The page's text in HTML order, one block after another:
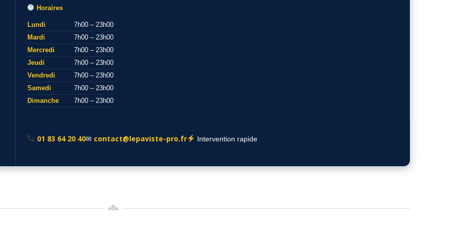
Horaires
Lundi
7h00 – 23h00
Mardi
7h00 – 23h00
Mercredi
7h00 – 23h00
Jeudi
7h00 – 23h00
Vendredi
7h00 – 23h00
Samedi
7h00 – 23h00
Dimanche
7h00 – 23h00
01 83 64 20 40✉ contact@lepaviste-pro.fr Intervention rapide